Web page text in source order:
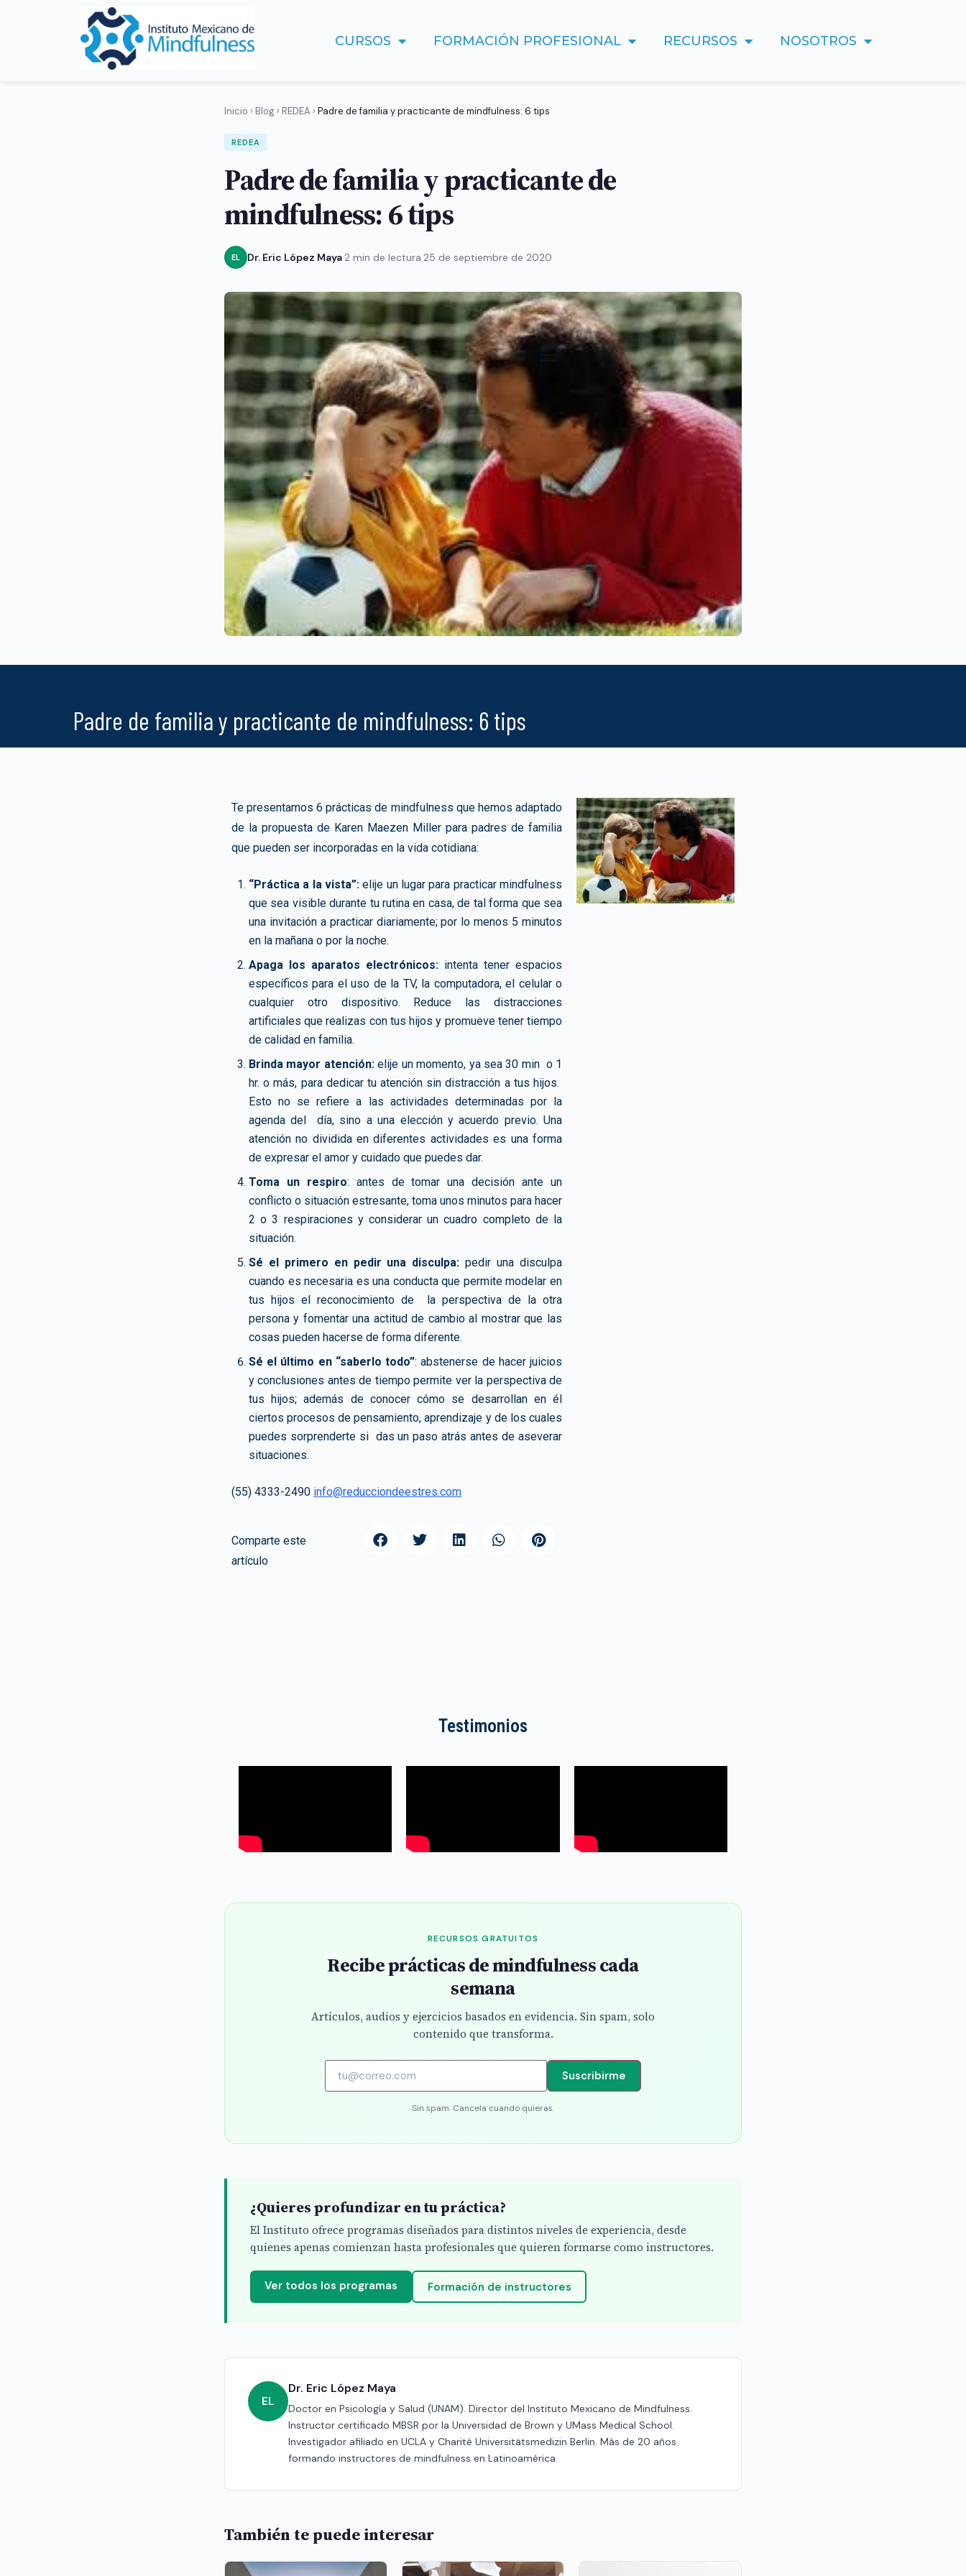
CURSOS FORMACIÓN PROFESIONAL RECURSOS NOSOTROS
Inicio › Blog › REDEA › Padre de familia y practicante de mindfulness: 6 tips
REDEA
Padre de familia y practicante de
mindfulness: 6 tips
EL Dr. Eric López Maya2 min de lectura 25 de septiembre de 2020
Padre de familia y practicante de mindfulness: 6 tips
Te presentamos 6 prácticas de mindfulness que hemos adaptado
de la propuesta de Karen Maezen Miller para padres de familia
que pueden ser incorporadas en la vida cotidiana:
“Práctica a la vista”: elije un lugar para practicar mindfulness
que sea visible durante tu rutina en casa, de tal forma que sea
una invitación a practicar diariamente; por lo menos 5 minutos
en la mañana o por la noche.
Apaga los aparatos electrónicos: intenta tener espacios
específicos para el uso de la TV, la computadora, el celular o
cualquier otro dispositivo. Reduce las distracciones
artificiales que realizas con tus hijos y promueve tener tiempo
de calidad en familia.
Brinda mayor atención:elije un momento, ya sea 30 min o 1
hr. o más, para dedicar tu atención sin distracción a tus hijos.
Esto no se refiere a las actividades determinadas por la
agenda del día, sino a una elección y acuerdo previo. Una
atención no dividida en diferentes actividades es una forma
de expresar el amor y cuidado que puedes dar.
Toma un respiro: antes de tomar una decisión ante un
conflicto o situación estresante, toma unos minutos para hacer
2 o 3 respiraciones y considerar un cuadro completo de la
situación.
Sé el primero en pedir una disculpa: pedir una disculpa
cuando es necesaria es una conducta que permite modelar en
tus hijos el reconocimiento de la perspectiva de la otra
persona y fomentar una actitud de cambio al mostrar que las
cosas pueden hacerse de forma diferente.
Sé el último en “saberlo todo”: abstenerse de hacer juicios
y conclusiones antes de tiempo permite ver la perspectiva de
tus hijos; además de conocer cómo se desarrollan en él
ciertos procesos de pensamiento, aprendizaje y de los cuales
puedes sorprenderte si das un paso atrás antes de aseverar
situaciones.
(55) 4333-2490 info@reducciondeestres.com
Comparte este
artículo
Testimonios
RECURSOS GRATUITOS
Recibe prácticas de mindfulness cada
semana
Artículos, audios y ejercicios basados en evidencia. Sin spam, solo
contenido que transforma.
Suscribirme
Sin spam. Cancela cuando quieras.
¿Quieres profundizar en tu práctica?
El Instituto ofrece programas diseñados para distintos niveles de experiencia, desde
quienes apenas comienzan hasta profesionales que quieren formarse como instructores.
Ver todos los programas Formación de instructores
EL
Dr. Eric López Maya
Doctor en Psicología y Salud (UNAM). Director del Instituto Mexicano de Mindfulness.
Instructor certificado MBSR por la Universidad de Brown y UMass Medical School.
Investigador afiliado en UCLA y Charité Universitätsmedizin Berlin. Más de 20 años
formando instructores de mindfulness en Latinoamérica.
También te puede interesar